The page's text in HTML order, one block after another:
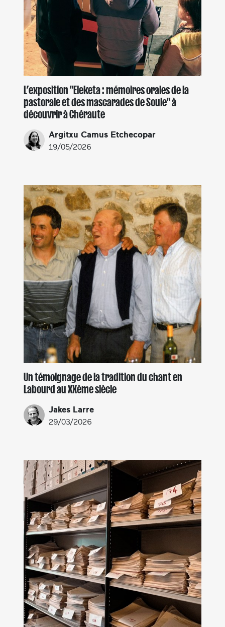
L’exposition "Eleketa : mémoires orales de la
pastorale et des mascarades de Soule" à
découvrir à Chéraute
Argitxu Camus Etchecopar
19/05/2026
Un témoignage de la tradition du chant en
Labourd au XXème siècle
Jakes Larre
29/03/2026